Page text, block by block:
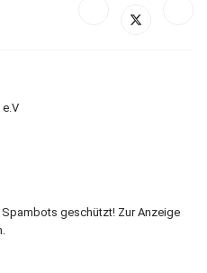
geschützt! Zur Anzeige